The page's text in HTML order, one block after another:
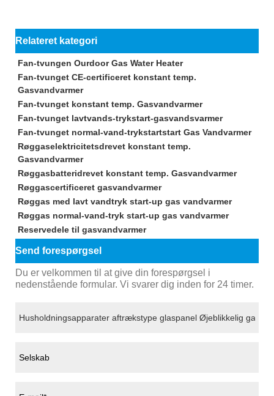
Relateret kategori
Fan-tvungen Ourdoor Gas Water Heater
Fan-tvunget CE-certificeret konstant temp.
Gasvandvarmer
Fan-tvunget konstant temp. Gasvandvarmer
Fan-tvunget lavtvands-trykstart-gasvandsvarmer
Fan-tvunget normal-vand-trykstartstart Gas Vandvarmer
Røggaselektricitetsdrevet konstant temp.
Gasvandvarmer
Røggasbatteridrevet konstant temp. Gasvandvarmer
Røggascertificeret gasvandvarmer
Røggas med lavt vandtryk start-up gas vandvarmer
Røggas normal-vand-tryk start-up gas vandvarmer
Reservedele til gasvandvarmer
Send forespørgsel
Du er velkommen til at give din forespørgsel i
nedenstående formular. Vi svarer dig inden for 24 timer.